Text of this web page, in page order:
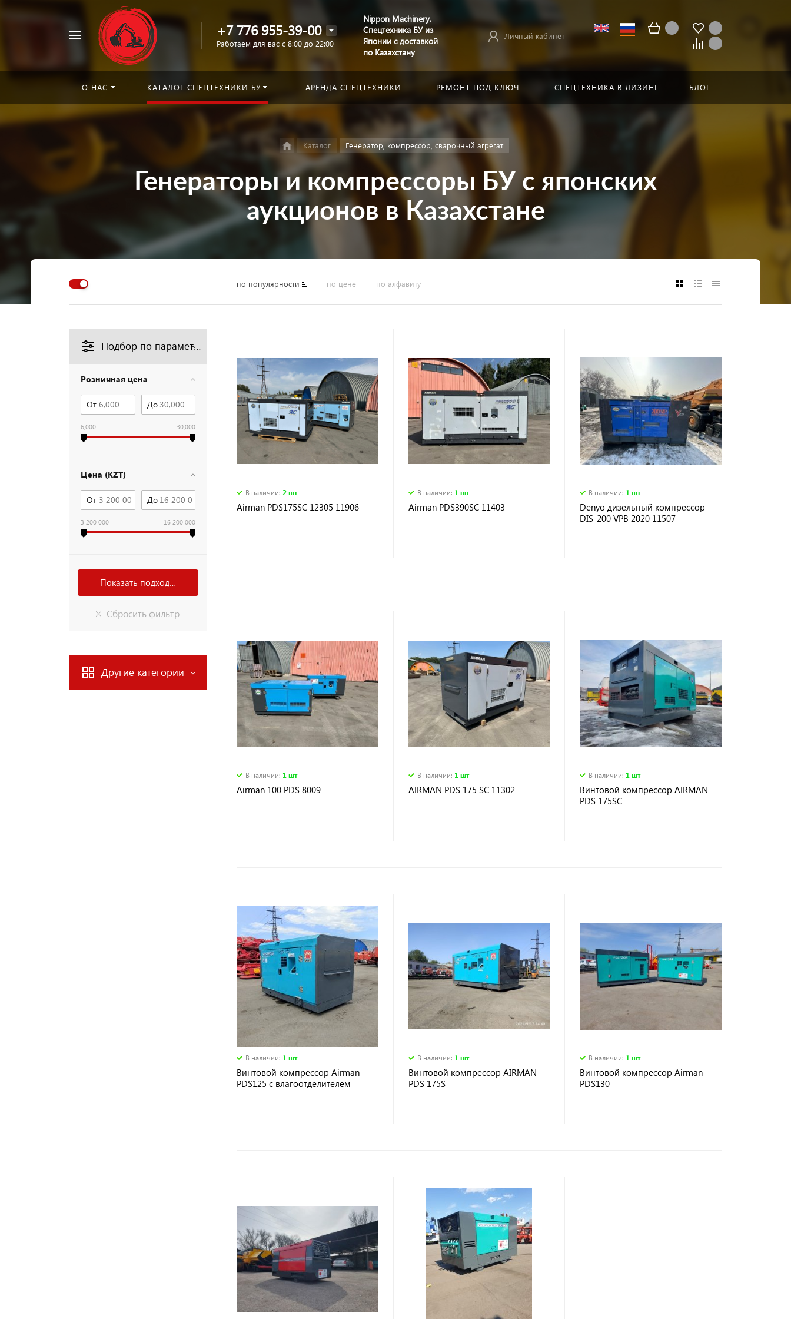
+7 776 955-39-00
Работаем для вас с 8:00 до 22:00
Nippon Machinery.
Спецтехника БУ из
Японии с доставкой
по Казахстану
Личный кабинет
О НАС КАТАЛОГ СПЕЦТЕХНИКИ БУ АРЕНДА СПЕЦТЕХНИКИ РЕМОНТ ПОД КЛЮЧ СПЕЦТЕХНИКА В ЛИЗИНГ БЛОГ
Каталог Генератор, компрессор, сварочный агрегат
Генераторы и компрессоры БУ с японских
аукционов в Казахстане
по популярности по цене по алфавиту
Подбор по параметрам
Розничная цена
От До
6,000 30,000
Цена (KZT)
От До
3 200 000 16 200 000
Другие категории
В наличии: 2 шт
Airman PDS175SC 12305 11906
В наличии: 1 шт
Airman PDS390SC 11403
В наличии: 1 шт
Denyo дизельный компрессор
DIS-200 VPB 2020 11507
В наличии: 1 шт
Airman 100 PDS 8009
В наличии: 1 шт
AIRMAN PDS 175 SC 11302
В наличии: 1 шт
Винтовой компрессор AIRMAN
PDS 175SС
В наличии: 1 шт
Винтовой компрессор Airman
PDS125 c влагоотделителем
В наличии: 1 шт
Винтовой компрессор AIRMAN
PDS 175S
В наличии: 1 шт
Винтовой компрессор Airman
PDS130